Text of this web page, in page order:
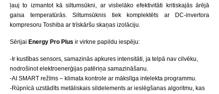
ļauj to izmantot kā siltumsūkni, ar vislielāko efektivitāti kritiskajās ārējā
gaisa temperatūrās. Siltumsūknis tiek komplektēts ar DC-invertora
kompresoru Toshiba ar trīskāršu skaņas izolāciju.
Sērijai Energy Pro Plus ir virkne papildu iespēju:
-Ir kustības sensors, samazinās apkures intensitāti, ja telpā nav cilvēku,
nodrošinot elektroenerģijas patēriņa samazināšanu.
-AI SMART režīms – klimata kontrole ar mākslīga intelekta programmu.
-Rūpnīcā uzstādīts metāliskais sildelements ar ieslēgšanas algoritmu, kas